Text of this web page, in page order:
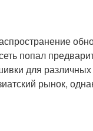
попал
для
рынок,